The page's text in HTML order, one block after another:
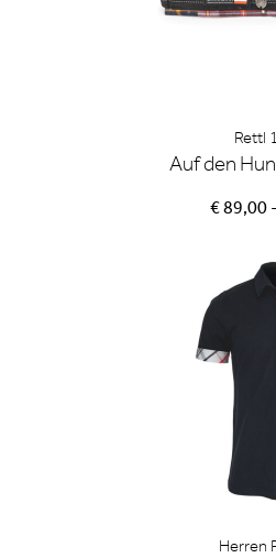
Rettl
Auf den
€ 89,00
Herren